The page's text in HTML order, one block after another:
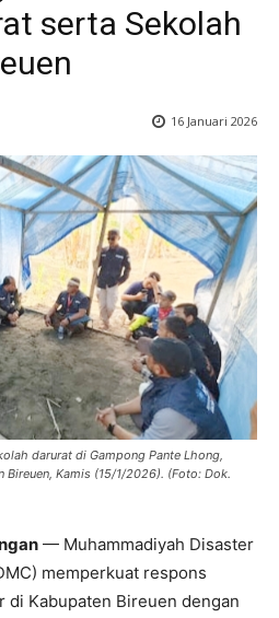
serta Sekolah
16 Januari 2026
darurat di Gampong Pante Lhong,
Bireuen, Kamis (15/1/2026). (Foto: Dok.
— Muhammadiyah Disaster
memperkuat respons
di Kabupaten Bireuen dengan